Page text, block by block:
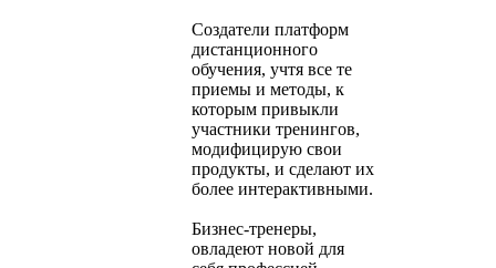
Создатели платформ
дистанционного
обучения, учтя все те
приемы и методы, к
которым привыкли
участники тренингов,
модифицирую свои
продукты, и сделают их
более интерактивными.
Бизнес-тренеры,
овладеют новой для